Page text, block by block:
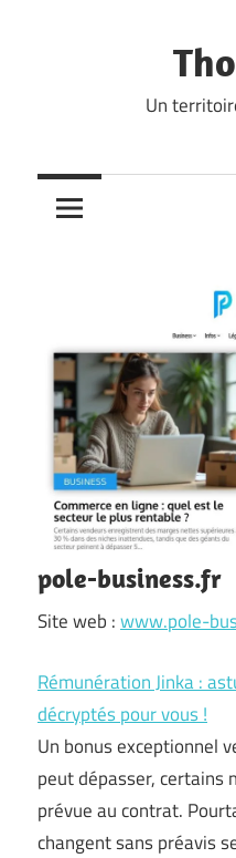
Un
pole-business.fr
Site web :www.pole-
Rémunération Jinka :
décryptés pour vous !
Un bonus exceptionnel
peut dépasser, certains
prévue au contrat.
changent sans préavis